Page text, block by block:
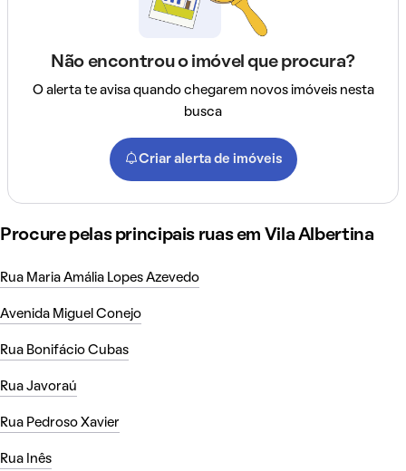
Não encontrou o imóvel que procura?
O alerta te avisa quando chegarem novos imóveis nesta
busca
Criar alerta de imóveis
Procure pelas principais ruas em Vila Albertina
Rua Maria Amália Lopes Azevedo
Avenida Miguel Conejo
Rua Bonifácio Cubas
Rua Javoraú
Rua Pedroso Xavier
Rua Inês